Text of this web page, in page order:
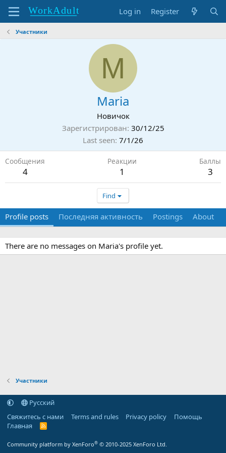
Log in Register
Участники
M
Maria
Новичок
Зарегистрирован 30/12/25
Last seen 7/1/26
Сообщения
4
Реакции
1
Баллы
3
Find
Profile posts Последняя активность Postings About
There are no messages on Maria's profile yet.
Участники
Русский
Свяжитесь с нами
Terms and rules Privacy policy
Помощь
Главная
R
Community platform by XenForo® © 2010-2025 XenForo Ltd.